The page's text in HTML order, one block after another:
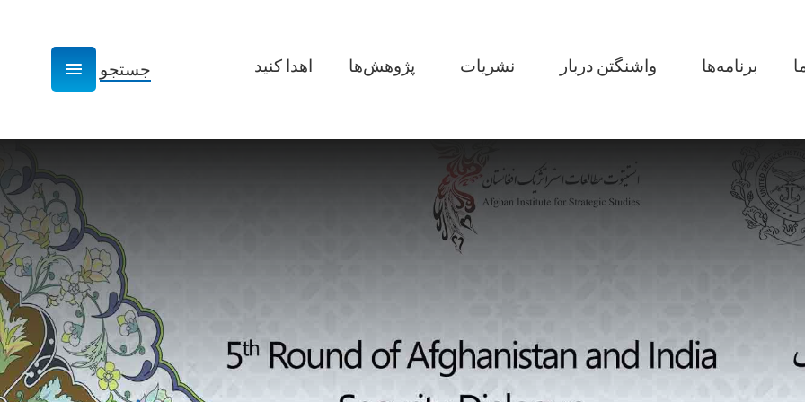
Mainبرنامه‌ها واشنگتن دربار نشریات پژوهش­‌ها اهدا کنید جستجو Show navigation